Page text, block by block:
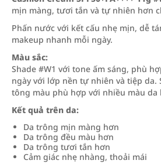
mịn màng, tươi tắn và tự nhiên hơn
Phấn nước với kết cấu nhẹ mịn, dễ
makeup nhanh mỗi ngày.
Màu sắc:
Shade #W1 với tone ấm sáng, phù
ngày với lớp nền tự nhiên và tiệp da.
tông màu phù hợp với nhiều màu da
Kết quả trên da:
Da trông mịn màng hơn
Da trông đều màu hơn
Da trông tươi tắn hơn
Cảm giác nhẹ nhàng, thoải mái